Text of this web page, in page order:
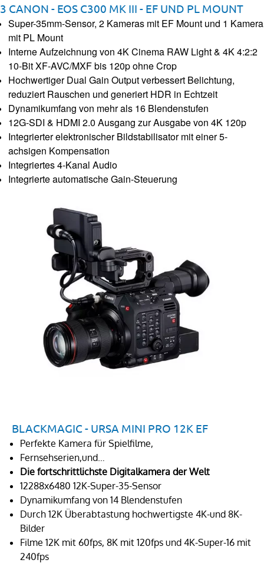
3 CANON - EOS C300 MK III - EF UND PL MOUNT
Super-35mm-Sensor, 2 Kameras mit EF Mount und 1 Kamera
mit PL Mount
Interne Aufzeichnung von 4K Cinema RAW Light & 4K 4:2:2
10-Bit XF-AVC/MXF bis 120p ohne Crop
Hochwertiger Dual Gain Output verbessert Belichtung,
reduziert Rauschen und generiert HDR in Echtzeit
Dynamikumfang von mehr als 16 Blendenstufen
12G-SDI & HDMI 2.0 Ausgang zur Ausgabe von 4K 120p
Integrierter elektronischer Bildstabilisator mit einer 5-
achsigen Kompensation
Integriertes 4-Kanal Audio
Integrierte automatische Gain-Steuerung
BLACKMAGIC - URSA MINI PRO 12K EF
Perfekte Kamera für Spielfilme,
Fernsehserien,und…
Die fortschrittlichste Digitalkamera der Welt
12288x6480 12K-Super-35-Sensor
Dynamikumfang von 14 Blendenstufen
Durch 12K Überabtastung hochwertigste 4K-und 8K-
Bilder
Filme 12K mit 60fps, 8K mit 120fps und 4K-Super-16 mit
240fps